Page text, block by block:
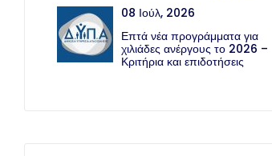
08 Ιούλ, 2026
Επτά νέα προγράμματα για
χιλιάδες ανέργους το 2026 –
Κριτήρια και επιδοτήσεις